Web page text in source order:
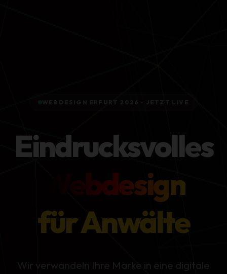
WEBDESIGN ERFURT 2026 - JETZT LIVE
Eindrucksvolles
Webdesign
für KMU
Wir verwandeln Ihre Marke in eine digitale